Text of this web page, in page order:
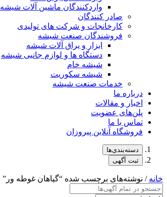
واردکنندگان ماشین آلات شیشه
صادر کنندگان
کارخانجات و شرکت های تولیدی
فروشندگان صنعت شیشه
ابزار و یراق آلات شیشه
دستگاه ها و لوازم جانبی شیشه
شیشه خام
شیشه سکوریت
خدمات صنعت شیشه
درباره ما
اخبار و مقالات
پلن‌های عضویت
تماس با ما
فروشگاه آنلاین پیروزان
دسته‌بندی‌ها
ثبت آگهی
خانه / نوشته‌های برچسب شده “گیاهان غوطه ور”